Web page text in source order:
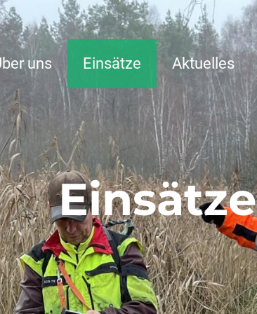
uns Einsätze Aktuelles
Einsätze